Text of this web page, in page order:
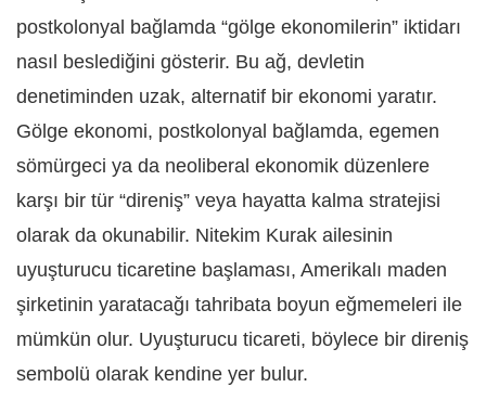
postkolonyal bağlamda “gölge ekonomilerin” iktidarı
nasıl beslediğini gösterir. Bu ağ, devletin
denetiminden uzak, alternatif bir ekonomi yaratır.
Gölge ekonomi, postkolonyal bağlamda, egemen
sömürgeci ya da neoliberal ekonomik düzenlere
karşı bir tür “direniş” veya hayatta kalma stratejisi
olarak da okunabilir. Nitekim Kurak ailesinin
uyuşturucu ticaretine başlaması, Amerikalı maden
şirketinin yaratacağı tahribata boyun eğmemeleri ile
mümkün olur. Uyuşturucu ticareti, böylece bir direniş
sembolü olarak kendine yer bulur.